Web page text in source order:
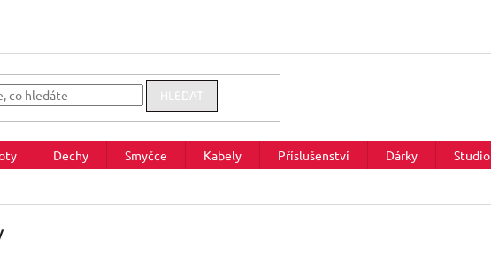
HLEDAT
Dechy Smyčce Kabely Příslušenství Dárky Studio